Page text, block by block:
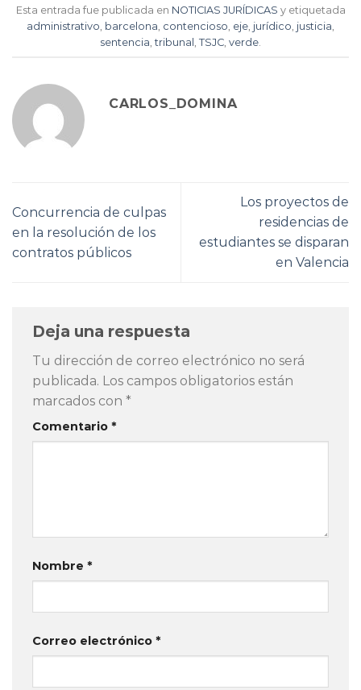
Esta entrada fue publicada en NOTICIAS JURÍDICAS y etiquetada
administrativo barcelona contencioso eje jurídico justicia
sentencia ,tribunal TSJC verde
CARLOS_DOMINA
Concurrencia de culpas
en la resolución de los
contratos públicos
Los proyectos de
residencias de
estudiantes se disparan
en Valencia
Deja una respuesta
Tu dirección de correo electrónico no será
publicada. Los campos obligatorios están
marcados con *
Comentario *
Nombre *
Correo electrónico *